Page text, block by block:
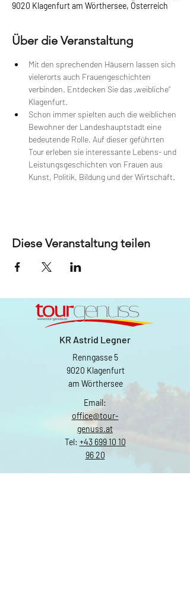
9020 Klagenfurt am Wörthersee, Österreich
Über die Veranstaltung
Mit den sprechenden Häusern lassen sich
vielerorts auch Frauengeschichten
verbinden. Entdecken Sie das „weibliche“
Klagenfurt.
Schon immer spielten auch die weiblichen
Bewohner der Landeshauptstadt eine
bedeutende Rolle. Auf dieser geführten
Tour erleben sie interessante Lebens- und
Leistungsgeschichten von Frauen aus
Kunst, Politik, Bildung und der Wirtschaft.
Diese Veranstaltung teilen
KR Astrid Legner
Renngasse 5
9020 Klagenfurt
am Wörthersee
Email:
office@tour-
genuss.at
Tel: +43 699 10 10
96 20